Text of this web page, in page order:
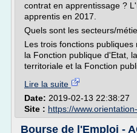
contrat en apprentissage ?
apprentis en 2017.
Quels sont les secteurs/
Les trois fonctions
la Fonction publique d'Etat,
territoriale et la Fonction
Lire la suite
Date: 2019-02-13 22:38:27
Site : https://
Bourse de l'Emploi -